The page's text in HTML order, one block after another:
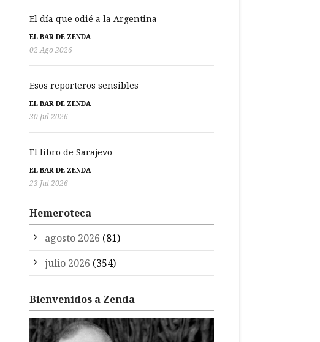
El día que odié a la Argentina
EL BAR DE ZENDA
02 Ago 2026
Esos reporteros sensibles
EL BAR DE ZENDA
30 Jul 2026
El libro de Sarajevo
EL BAR DE ZENDA
23 Jul 2026
Hemeroteca
agosto 2026 (81)
julio 2026 (354)
Bienvenidos a Zenda